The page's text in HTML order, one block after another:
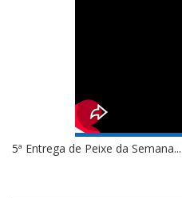
5ª Entrega de Peixe da Semana...